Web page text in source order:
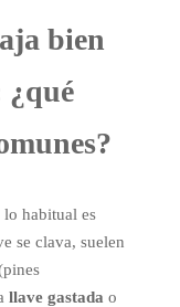
bien
¿qué
lo habitual es
se clava, suelen
llave gastada o